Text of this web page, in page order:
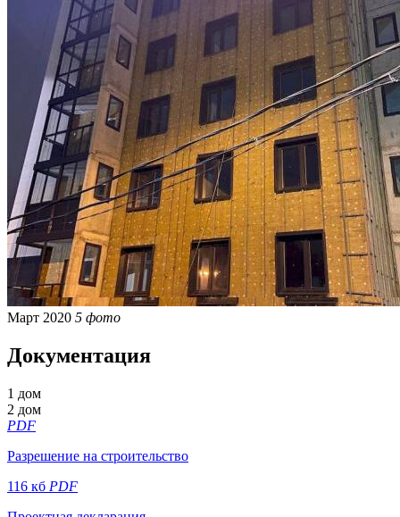
Март 2020 5 фото
Документация
1 дом
2 дом
PDF
Разрешение на строительство
116 кб PDF